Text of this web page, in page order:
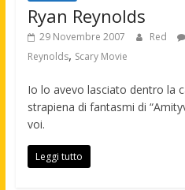
Ryan Reynolds
29 Novembre 2007 Red
Reynolds, Scary Movie
Io lo avevo lasciato dentro la
strapiena di fantasmi di
voi.
Leggi tutto